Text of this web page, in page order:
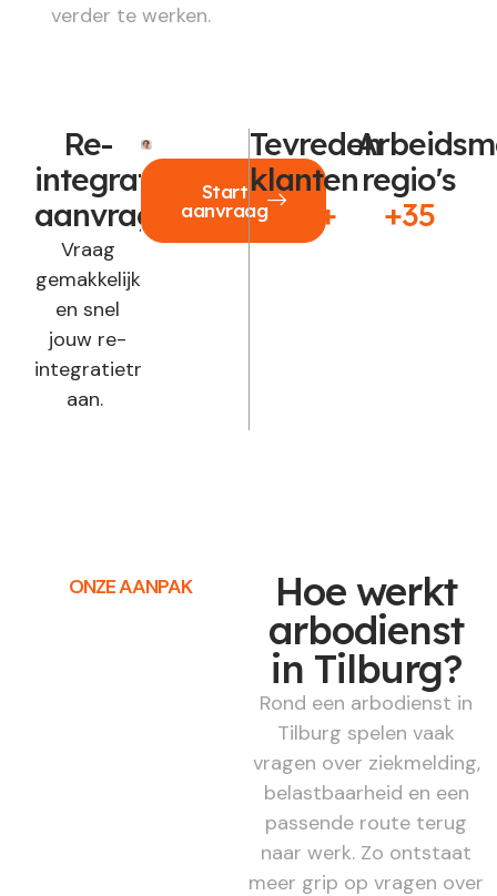
verder te werken.
Re-
integratie
aanvragen?
Vraag
gemakkelijk
en snel
jouw re-
integratietraject
aan.
Start
aanvraag
Tevreden
klanten
250+
regio's
+35
ONZE AANPAK Hoe werkt
arbodienst
in Tilburg?
Rond een arbodienst in
Tilburg spelen vaak
vragen over ziekmelding,
belastbaarheid en een
passende route terug
naar werk. Zo ontstaat
meer grip op vragen over